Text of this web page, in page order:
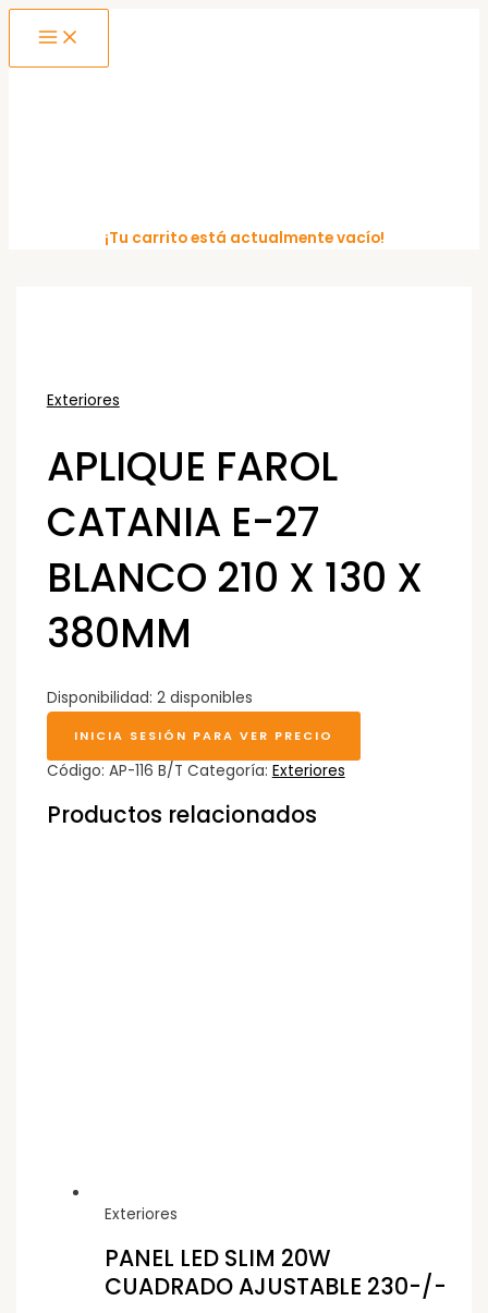
Ir
MENU
¡Tu carrito está actualmente vacío!
Exteriores
APLIQUE FAROL
CATANIA E-27
BLANCO 210 X 130 X
380MM
Disponibilidad: 2 disponibles
INICIA SESIÓN PARA VER PRECIO
Código: AP-116 B/T Categoría: Exteriores
Productos relacionados
Exteriores
PANEL LED SLIM 20W
CUADRADO AJUSTABLE 230-/-